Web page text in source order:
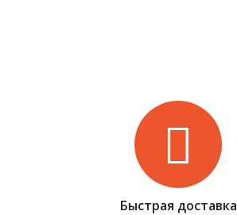
Быстрая доставка